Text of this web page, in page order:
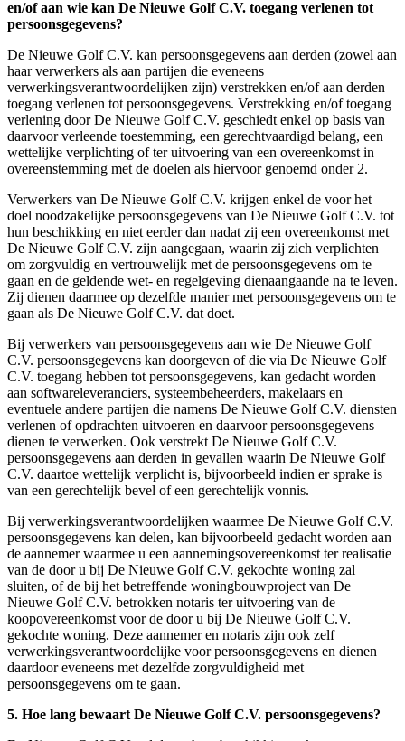
en/of aan wie kan De Nieuwe Golf C.V. toegang verlenen tot
persoonsgegevens?
De Nieuwe Golf C.V. kan persoonsgegevens aan derden (zowel aan
haar verwerkers als aan partijen die eveneens
verwerkingsverantwoordelijken zijn) verstrekken en/of aan derden
toegang verlenen tot persoonsgegevens. Verstrekking en/of toegang
verlening door De Nieuwe Golf C.V. geschiedt enkel op basis van
daarvoor verleende toestemming, een gerechtvaardigd belang, een
wettelijke verplichting of ter uitvoering van een overeenkomst in
overeenstemming met de doelen als hiervoor genoemd onder 2.
Verwerkers van De Nieuwe Golf C.V. krijgen enkel de voor het
doel noodzakelijke persoonsgegevens van De Nieuwe Golf C.V. tot
hun beschikking en niet eerder dan nadat zij een overeenkomst met
De Nieuwe Golf C.V. zijn aangegaan, waarin zij zich verplichten
om zorgvuldig en vertrouwelijk met de persoonsgegevens om te
gaan en de geldende wet- en regelgeving dienaangaande na te leven.
Zij dienen daarmee op dezelfde manier met persoonsgegevens om te
gaan als De Nieuwe Golf C.V. dat doet.
Bij verwerkers van persoonsgegevens aan wie De Nieuwe Golf
C.V. persoonsgegevens kan doorgeven of die via De Nieuwe Golf
C.V. toegang hebben tot persoonsgegevens, kan gedacht worden
aan softwareleveranciers, systeembeheerders, makelaars en
eventuele andere partijen die namens De Nieuwe Golf C.V. diensten
verlenen of opdrachten uitvoeren en daarvoor persoonsgegevens
dienen te verwerken. Ook verstrekt De Nieuwe Golf C.V.
persoonsgegevens aan derden in gevallen waarin De Nieuwe Golf
C.V. daartoe wettelijk verplicht is, bijvoorbeeld indien er sprake is
van een gerechtelijk bevel of een gerechtelijk vonnis.
Bij verwerkingsverantwoordelijken waarmee De Nieuwe Golf C.V.
persoonsgegevens kan delen, kan bijvoorbeeld gedacht worden aan
de aannemer waarmee u een aannemingsovereenkomst ter realisatie
van de door u bij De Nieuwe Golf C.V. gekochte woning zal
sluiten, of de bij het betreffende woningbouwproject van De
Nieuwe Golf C.V. betrokken notaris ter uitvoering van de
koopovereenkomst voor de door u bij De Nieuwe Golf C.V.
gekochte woning. Deze aannemer en notaris zijn ook zelf
verwerkingsverantwoordelijke voor persoonsgegevens en dienen
daardoor eveneens met dezelfde zorgvuldigheid met
persoonsgegevens om te gaan.
5. Hoe lang bewaart De Nieuwe Golf C.V. persoonsgegevens?